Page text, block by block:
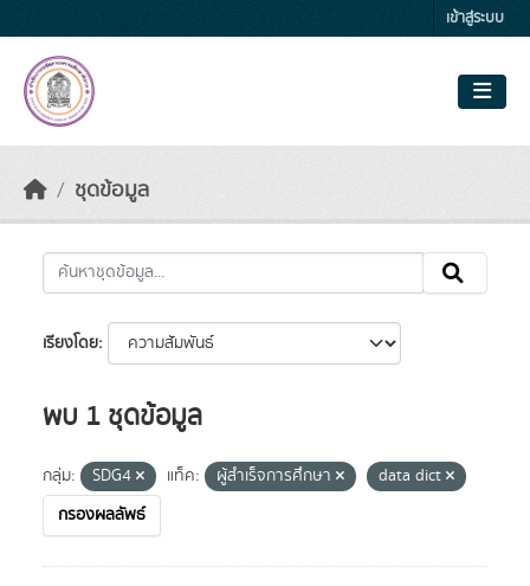
เข้าสู่ระบบ
ชุดข้อมูล
เรียงโดย
พบ 1 ชุดข้อมูล
กลุ่ม: SDG4 แท็ค: ผู้สำเร็จการศึกษา
data dict
กรองผลลัพธ์